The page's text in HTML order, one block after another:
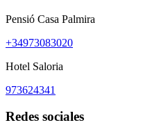
Pensió Casa Palmira
+34973083020
Hotel Saloria
973624341
Redes sociales